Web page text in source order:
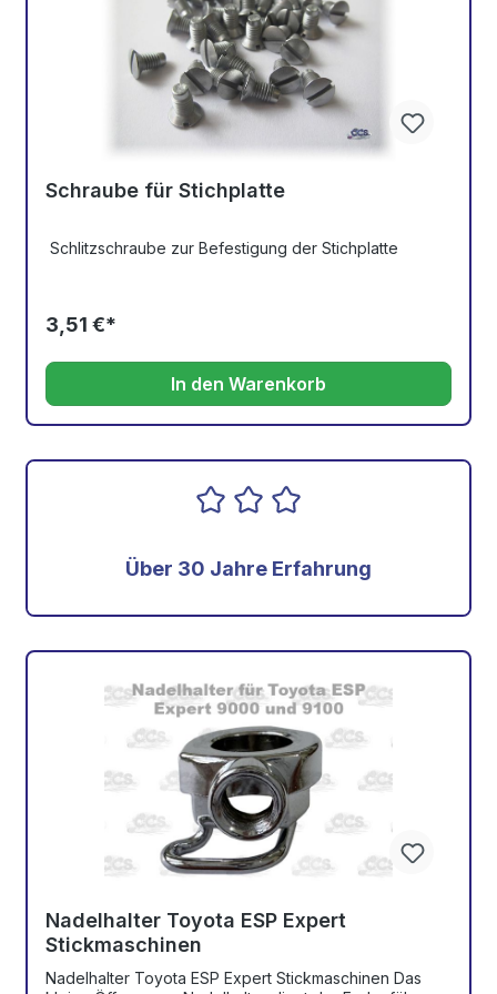
Schraube für Stichplatte
Schlitzschraube zur Befestigung der Stichplatte
3,51 €*
In den Warenkorb
Über 30 Jahre Erfahrung
Nadelhalter Toyota ESP Expert
Stickmaschinen
Nadelhalter Toyota ESP Expert Stickmaschinen Das